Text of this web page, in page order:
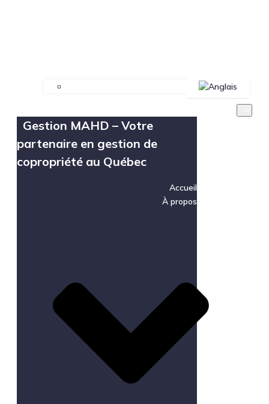
Gestion MAHD – Votre
partenaire en gestion de
copropriété au Québec
Accueil
À propos